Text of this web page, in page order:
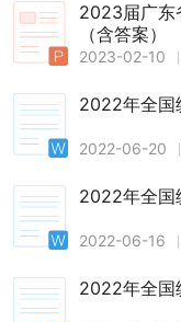
2023届广东
（含答案）
2023-02-10
2022年全国
2022-06-20
2022年全国
2022-06-16
2022年全国